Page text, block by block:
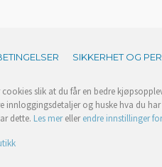
SIKKERHET OG
slik at du får en bedre
innloggingsdetaljer og huske hva du
dette. Les merellerendre innstillinger